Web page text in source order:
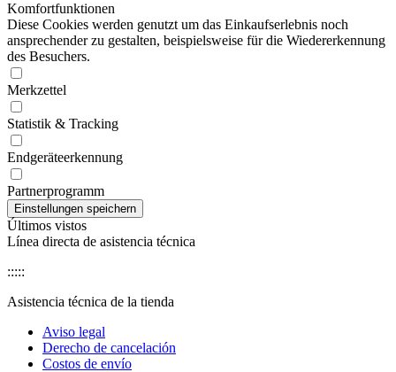
Komfortfunktionen
Diese Cookies werden genutzt um das Einkaufserlebnis noch
ansprechender zu gestalten, beispielsweise für die Wiedererkennung
des Besuchers.
Merkzettel
Statistik & Tracking
Endgeräteerkennung
Partnerprogramm
Últimos vistos
Línea directa de asistencia técnica
:::::
Asistencia técnica de la tienda
Aviso legal
Derecho de cancelación
Costos de envío